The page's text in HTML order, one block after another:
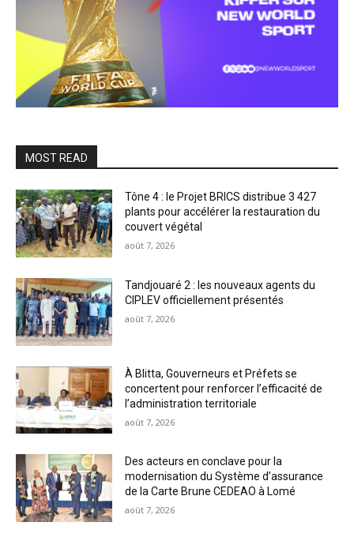
MOST READ
Tône 4 : le Projet BRICS distribue 3 427
plants pour accélérer la restauration du
couvert végétal
août 7, 2026
Tandjouaré 2 : les nouveaux agents du
CIPLEV officiellement présentés
août 7, 2026
À Blitta, Gouverneurs et Préfets se
concertent pour renforcer l’efficacité de
l’administration territoriale
août 7, 2026
Des acteurs en conclave pour la
modernisation du Système d’assurance
de la Carte Brune CEDEAO à Lomé
août 7, 2026